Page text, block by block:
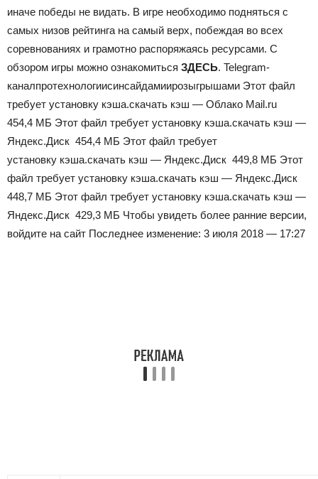
иначе победы не видать. В игре необходимо подняться с
самых низов рейтинга на самый верх, побеждая во всех
соревнованиях и грамотно распоряжаясь ресурсами. С
обзором игры можно ознакомиться ЗДЕСЬ. Telegram-
каналпротехнологиисинсайдамиирозыгрышами Этот файл
требует установку кэша.скачать кэш — Облако Mail.ru
454,4 МБ Этот файл требует установку кэша.скачать кэш —
Яндекс.Диск 454,4 МБ Этот файл требует
установку кэша.скачать кэш — Яндекс.Диск 449,8 МБ Этот
файл требует установку кэша.скачать кэш — Яндекс.Диск
448,7 МБ Этот файл требует установку кэша.скачать кэш —
Яндекс.Диск 429,3 МБ Чтобы увидеть более ранние версии,
войдите на сайт Последнее изменение: 3 июля 2018 — 17:27